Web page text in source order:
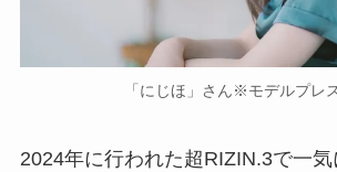
「にじほ」さん※モデルプレ
2024年に行われた超RIZIN.3で一